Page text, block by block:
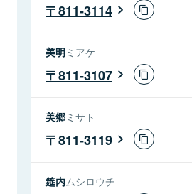
811-3114
美明ミアケ
811-3107
美郷ミサト
811-3119
筵内ムシロウチ